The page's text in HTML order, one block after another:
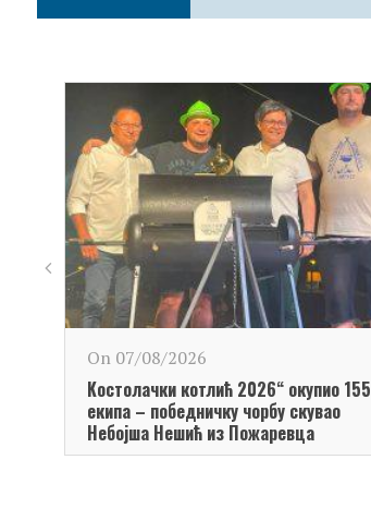
On 07/08/2026
Kостолачки котлић 2026“ окупио 155
екипа – победничку чорбу скувао
Небојша Нешић из Пожаревца